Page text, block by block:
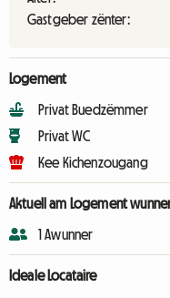
Gastgeber zënter:
Logement
Privat Buedzëmmer
Privat WC
Kee Kichenzougang
Aktuell am Logement
1 Awunner
Ideale Locataire